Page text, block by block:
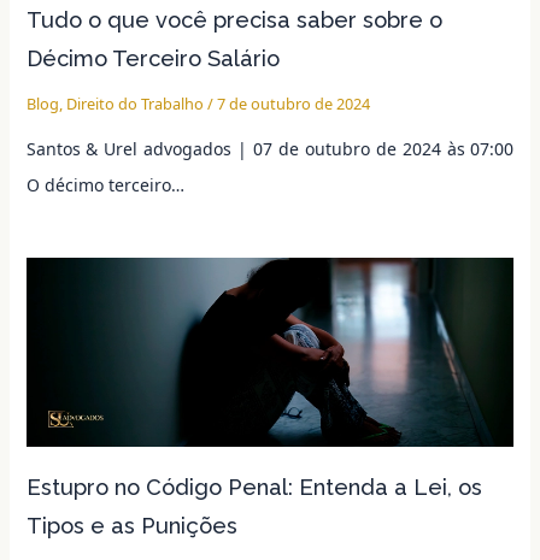
Tudo o que você precisa saber sobre o
Décimo Terceiro Salário
Blog, Direito do Trabalho /7 de outubro de 2024
Santos & Urel advogados | 07 de outubro de 2024 às 07:00
O décimo terceiro…
Estupro no Código Penal: Entenda a Lei, os
Tipos e as Punições